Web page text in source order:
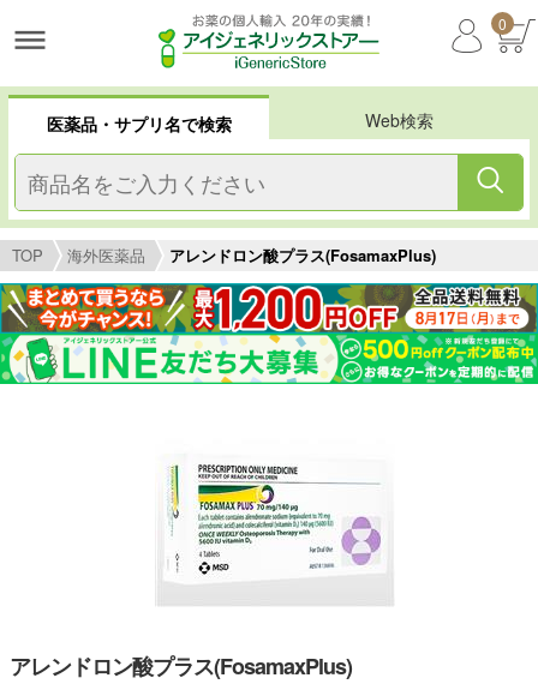
0
医薬品・サプリ名で検索 Web検索
TOP 海外医薬品 アレンドロン酸プラス(FosamaxPlus)
アレンドロン酸プラス(FosamaxPlus)